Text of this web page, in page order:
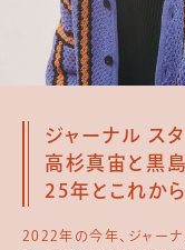
ジャーナル ス
高杉真宙と黒
25年とこれから
2022年の今年、ジャー